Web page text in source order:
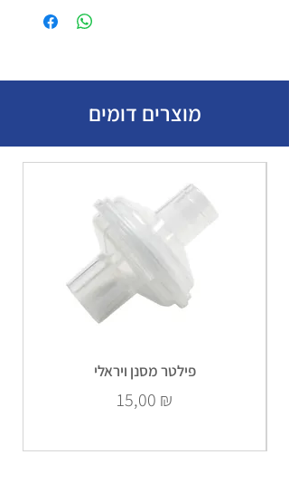
מוצרים דומים
פילטר מסנן ויראלי
Prix
15,00 ₪